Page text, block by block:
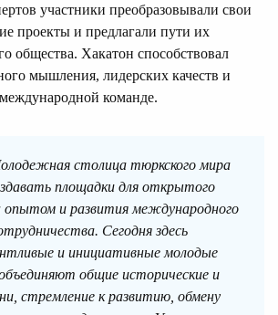
участники преобразовывали свои
проекты и предлагали пути их
общества. Хакатон способствовал
мышления, лидерских качеств и
команде.
столица тюркского мира
площадки для открытого
опытом и развития международного
Сегодня здесь
и инициативные молодые
общие исторические и
стремление к развитию, обмену